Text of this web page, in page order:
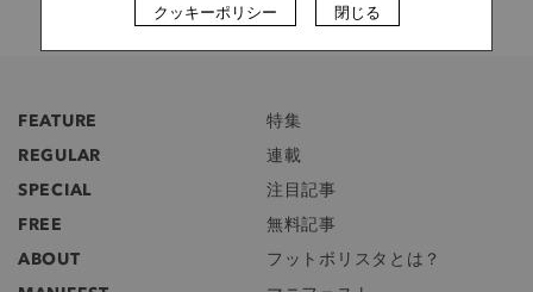
FEATURE
特集
REGULAR
連載
SPECIAL
注目記事
FREE
無料記事
ABOUT
フットボリスタとは？
クッキーポリシー 閉じる